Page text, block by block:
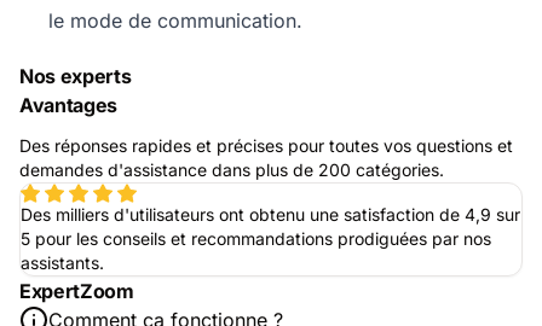
le mode de communication.
Nos experts
Avantages
Des réponses rapides et précises pour toutes vos questions et
demandes d'assistance dans plus de 200 catégories.
Des milliers d'utilisateurs ont obtenu une satisfaction de 4,9 sur
5 pour les conseils et recommandations prodiguées par nos
assistants.
ExpertZoom
Comment ça fonctionne ?